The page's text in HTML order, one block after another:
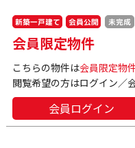
新築一戸建て 会員公開 未完成
会員限定物件
こちらの物件は会員限定物
閲覧希望の方はログイン／
会員ログイン